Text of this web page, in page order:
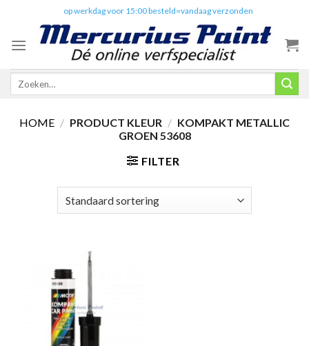
content
op werkdag voor 15:00 besteld=vandaag verzonden
Zoeken
HOME / PRODUCT KLEUR / KOMPAKT METALLIC
GROEN 53608
FILTER